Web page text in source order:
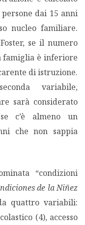
dai 15 anni
nucleo familiare.
se il numero
famiglia è inferiore
di istruzione.
variabile,
sarà considerato
c’è almeno un
che non sappia
“condizioni
de la Niñez
quattro variabili:
(4), accesso